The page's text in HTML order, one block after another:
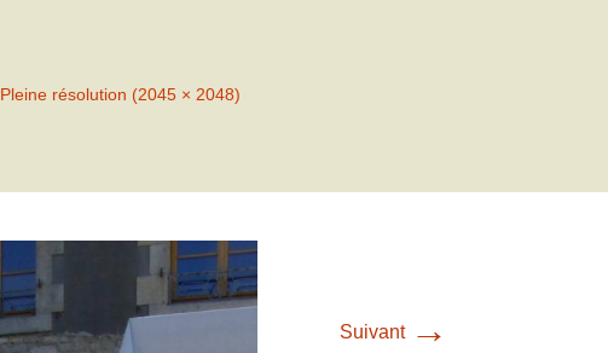
Pleine résolution (2045 × 2048)
Suivant →